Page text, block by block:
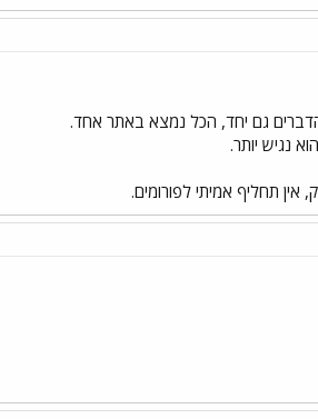
גם יחד, הכל נמצא באתר אחד.
נגיש יותר.
תחליף אמיתי לפורומים.